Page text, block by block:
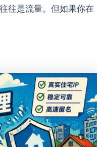
往是流量。但如果你在